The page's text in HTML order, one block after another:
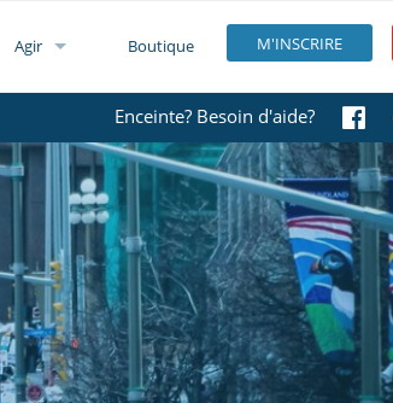
M'INSCRIRE
Agir Boutique
Enceinte? Besoin d'aide?